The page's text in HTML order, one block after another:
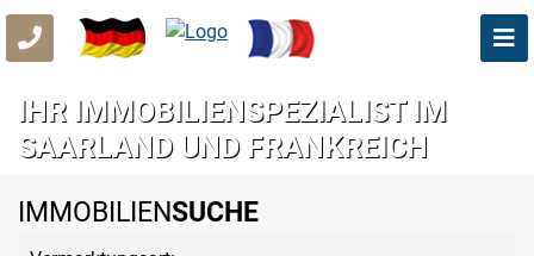
IHR IMMOBILIENSPEZIALIST IM
SAARLAND UND FRANKREICH
IMMOBILIENSUCHE